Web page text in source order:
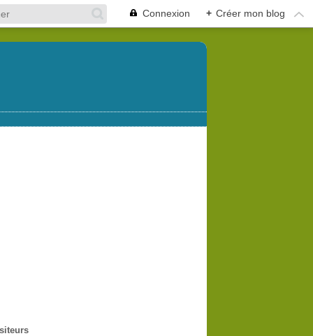
Connexion + Créer mon blog